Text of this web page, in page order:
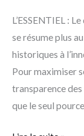
L’ESSENTIEL :
se résume plus
historiques à
Pour maximiser
transparence
que le seul